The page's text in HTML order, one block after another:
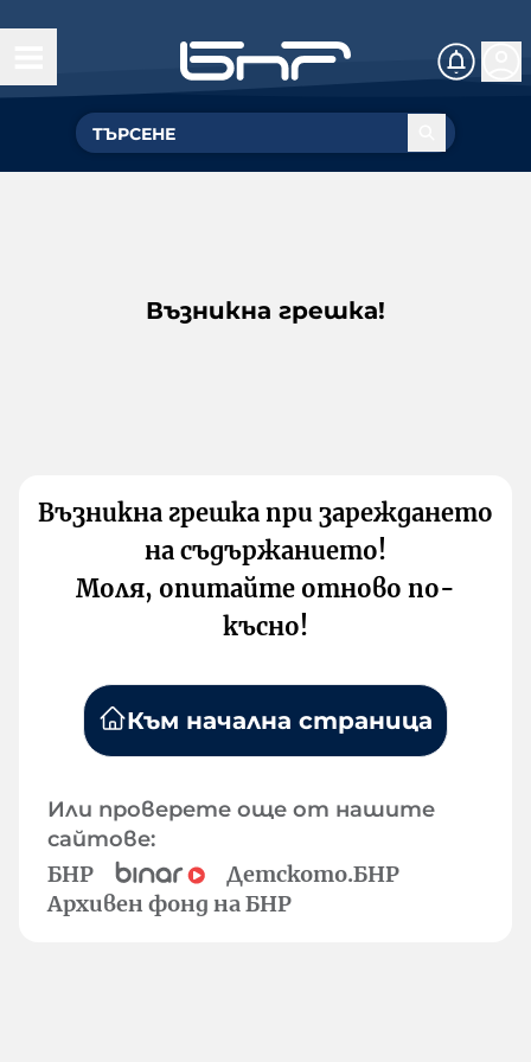
Възникна грешка!
Възникна грешка при зареждането
на съдържанието!
Моля, опитайте отново по-
късно!
Към начална страница
Или проверете още от нашите
сайтове:
БНР
Детското.БНР
Архивен фонд на БНР